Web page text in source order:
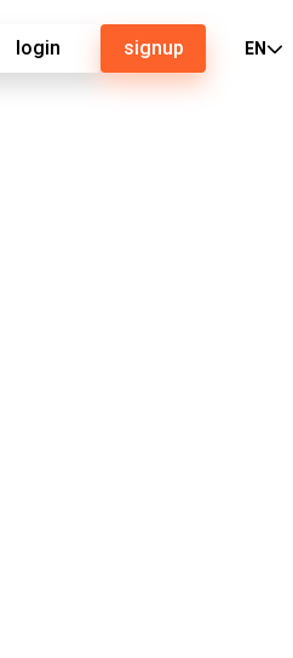
login signup EN